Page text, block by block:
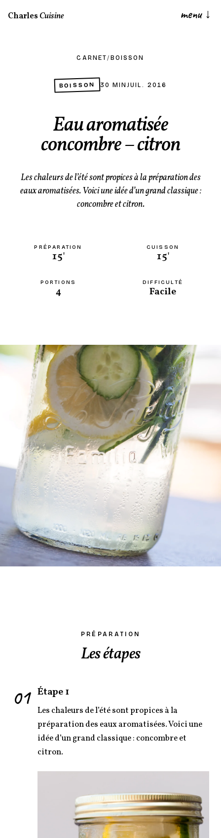
CharlesCuisine menu ↓
CARNET/ BOISSON
BOISSON 30 MIN JUIL. 2016
Eau aromatisée
concombre – citron
Les chaleurs de l’été sont propices à la préparation des
eaux aromatisées. Voici une idée d’un grand classique :
concombre et citron.
PRÉPARATION
15'
CUISSON
15'
PORTIONS
4
DIFFICULTÉ
Facile
PRÉPARATION
Les étapes
01 Étape 1
Les chaleurs de l’été sont propices à la
préparation des eaux aromatisées. Voici une
idée d’un grand classique : concombre et
citron.